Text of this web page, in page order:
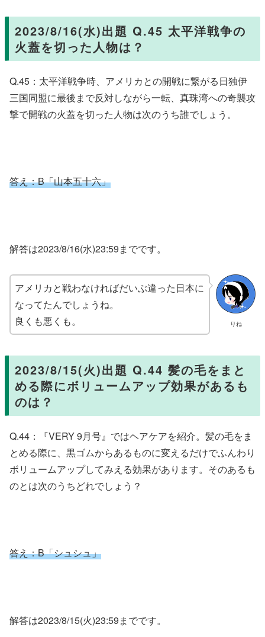
2023/8/16(水)出題 Q.45 太平洋戦争の
火蓋を切った人物は？
Q.45：太平洋戦争時、アメリカとの開戦に繋がる日独伊
三国同盟に最後まで反対しながら一転、真珠湾への奇襲攻
撃で開戦の火蓋を切った人物は次のうち誰でしょう。
答え：B「山本五十六」
解答は2023/8/16(水)23:59までです。
りね
アメリカと戦わなければだいぶ違った日本に
なってたんでしょうね。
良くも悪くも。
2023/8/15(火)出題 Q.44 髪の毛をまと
める際にボリュームアップ効果があるも
のは？
Q.44：『VERY 9月号』ではヘアケアを紹介。髪の毛をま
とめる際に、黒ゴムからあるものに変えるだけでふんわり
ボリュームアップしてみえる効果があります。そのあるも
のとは次のうちどれでしょう？
答え：B「シュシュ」
解答は2023/8/15(火)23:59までです。